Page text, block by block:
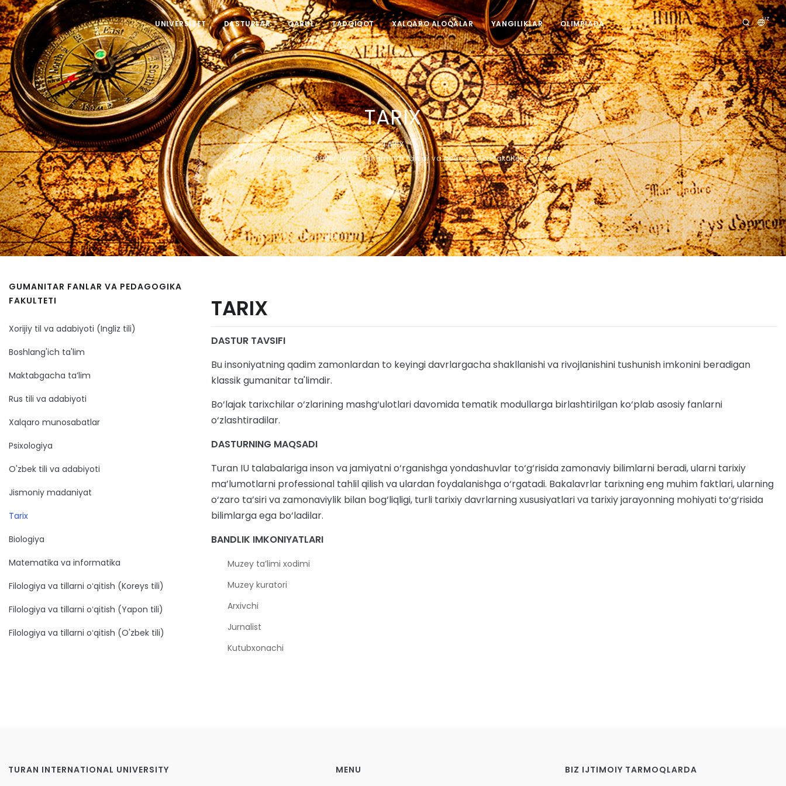
UZ
UNIVERSITET DASTURLAR QABUL TADQIQOT XALQARO ALOQALAR YANGILIKLAR OLIMPIADA
TARIX
TARIX
Home Dasturlar Bakalavr Gumanitar fanlar va pedagogika fakulteti Tarix
TARIX
DASTUR TAVSIFI
Bu insoniyatning qadim zamonlardan to keyingi davrlargacha shakllanishi va rivojlanishini tushunish imkonini beradigan
klassik gumanitar ta'limdir.
Bo‘lajak tarixchilar o‘zlarining mashg‘ulotlari davomida tematik modullarga birlashtirilgan ko‘plab asosiy fanlarni
o‘zlashtiradilar.
DASTURNING MAQSADI
Turan IU talabalariga inson va jamiyatni o‘rganishga yondashuvlar to‘g‘risida zamonaviy bilimlarni beradi, ularni tarixiy
ma’lumotlarni professional tahlil qilish va ulardan foydalanishga o‘rgatadi. Bakalavrlar tarixning eng muhim faktlari, ularning
o‘zaro ta’siri va zamonaviylik bilan bog‘liqligi, turli tarixiy davrlarning xususiyatlari va tarixiy jarayonning mohiyati to‘g‘risida
bilimlarga ega bo‘ladilar.
BANDLIK IMKONIYATLARI
Muzey ta’limi xodimi
Muzey kuratori
Arxivchi
Jurnalist
Kutubxonachi
GUMANITAR FANLAR VA PEDAGOGIKA
FAKULTETI
Xorijiy til va adabiyoti (Ingliz tili)
Boshlang'ich ta'lim
Maktabgacha ta’lim
Rus tili va adabiyoti
Xalqaro munosabatlar
Psixologiya
O'zbek tili va adabiyoti
Jismoniy madaniyat
Tarix
Biologiya
Matematika va informatika
Filologiya va tillarni oʻqitish (Koreys tili)
Filologiya va tillarni oʻqitish (Yapon tili)
Filologiya va tillarni oʻqitish (O'zbek tili)
TURAN INTERNATIONAL UNIVERSITY MENU BIZ IJTIMOIY TARMOQLARDA